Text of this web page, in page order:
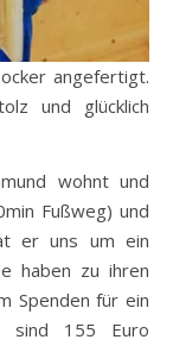
angefertigt.
und glücklich
wohnt und
Fußweg) und
er uns um ein
haben zu ihren
Spenden für ein
sind 155 Euro